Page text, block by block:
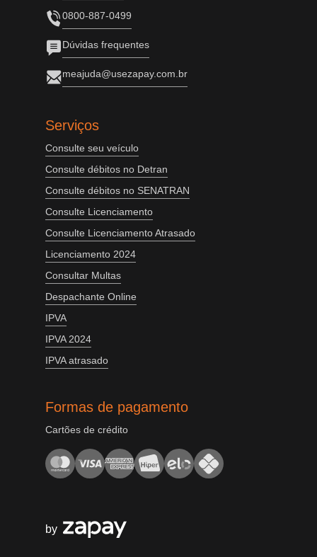
0800-887-0499
Dúvidas frequentes
meajuda@usezapay.com.br
Serviços
Consulte seu veículo
Consulte débitos no Detran
Consulte débitos no SENATRAN
Consulte Licenciamento
Consulte Licenciamento Atrasado
Licenciamento 2024
Consultar Multas
Despachante Online
IPVA
IPVA 2024
IPVA atrasado
Formas de pagamento
Cartões de crédito
by